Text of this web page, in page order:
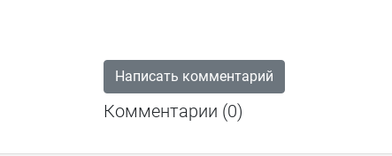
Написать комментарий
Комментарии (0)